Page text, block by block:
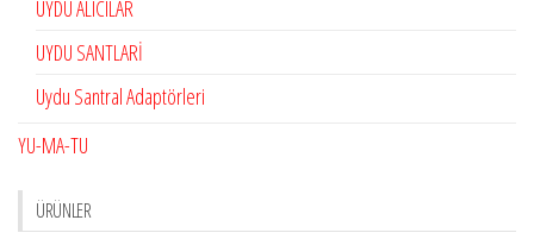
UYDU ALICILAR
UYDU SANTLARİ
Uydu Santral Adaptörleri
YU-MA-TU
ÜRÜNLER